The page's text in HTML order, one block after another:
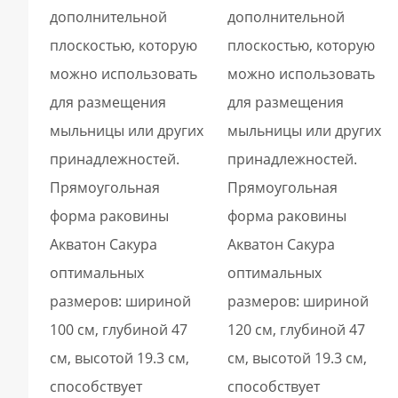
дополнительной
плоскостью, которую
можно использовать
для размещения
мыльницы или других
принадлежностей.
Прямоугольная
форма раковины
Акватон Сакура
оптимальных
размеров: шириной
100 см, глубиной 47
см, высотой 19.3 см,
способствует
дополнительной
плоскостью, которую
можно использовать
для размещения
мыльницы или других
принадлежностей.
Прямоугольная
форма раковины
Акватон Сакура
оптимальных
размеров: шириной
120 см, глубиной 47
см, высотой 19.3 см,
способствует